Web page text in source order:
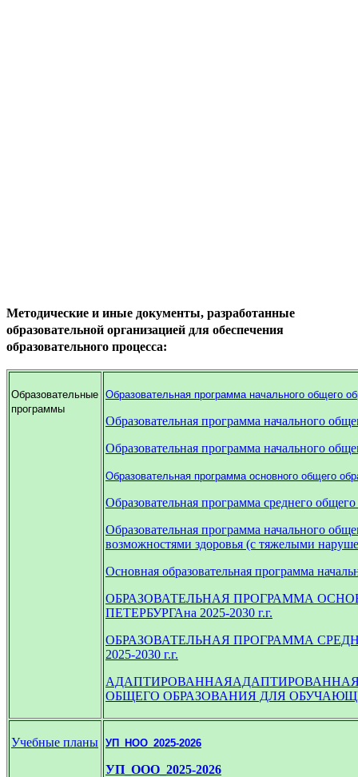
Методические и иные документы, разработанные
образовательной организацией для обеспечения
образовательного процесса:
Образовательные
программы
Образовательная программа начального общего
Образовательная программа начального
Образовательная программа начального
Образовательная программа основного общего
Образовательная программа среднего
Образовательная программа начального
возможностями здоровья (с тяжелыми
Основная образовательная программа
ОБРАЗОВАТЕЛЬНАЯ ПРОГРАММА
ПЕТЕРБУРГАна 2025-2030 г.г.
ОБРАЗОВАТЕЛЬНАЯ ПРОГРАММА
2025-2030 г.г.
ОБЩЕГО ОБРАЗОВАНИЯ ДЛЯ
Учебные планы УП_НОО_2025-2026
УП_ООО_2025-2026